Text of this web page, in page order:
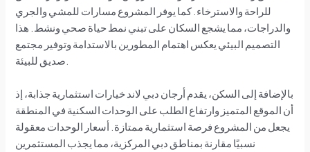
للراحة والاسترخاء. كما يوفر المشروع مسارات للمشي والجري
والدراجات، مما يشجع السكان على تبني نمط حياة صحي ونشط. هذا
التصميم البيئي يعكس اهتمام المطورين بالاستدامة وتوفير مجتمع
بالإضافة إلى السكن، يقدم أرجان دبي لاند خيارات استثمارية جذابة، إذ
أن الموقع المتميز وارتفاع الطلب على الوحدات السكنية في المنطقة
يجعل من المشروع فرصة استثمارية ممتازة. أسعار الوحدات معقولة
نسبيًا مقارنة بمناطق دبي المركزية، مما يجذب المستثمرين